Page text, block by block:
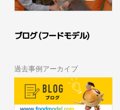
ブログ (フードモデル)
過去事例アーカイブ